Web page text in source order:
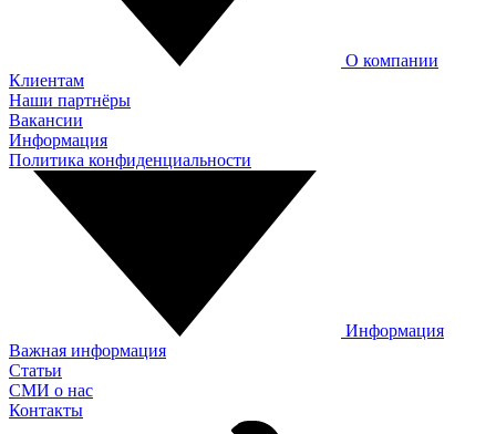
О компании
Клиентам
Наши партнёры
Вакансии
Информация
Политика конфиденциальности
Информация
Важная информация
Статьи
СМИ о нас
Контакты